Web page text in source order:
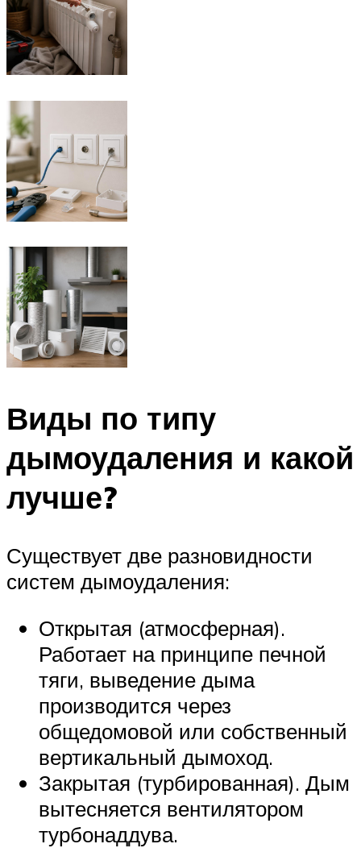
Виды по типу
дымоудаления и какой
лучше?
Существует две разновидности
систем дымоудаления:
Открытая (атмосферная).
Работает на принципе печной
тяги, выведение дыма
производится через
общедомовой или собственный
вертикальный дымоход.
Закрытая (турбированная). Дым
вытесняется вентилятором
турбонаддува.